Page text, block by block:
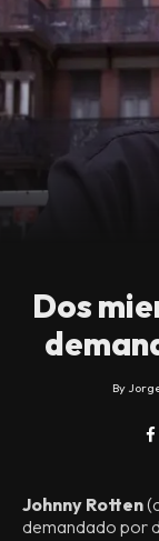
Dos
By
Johnny Rotten
demandado por